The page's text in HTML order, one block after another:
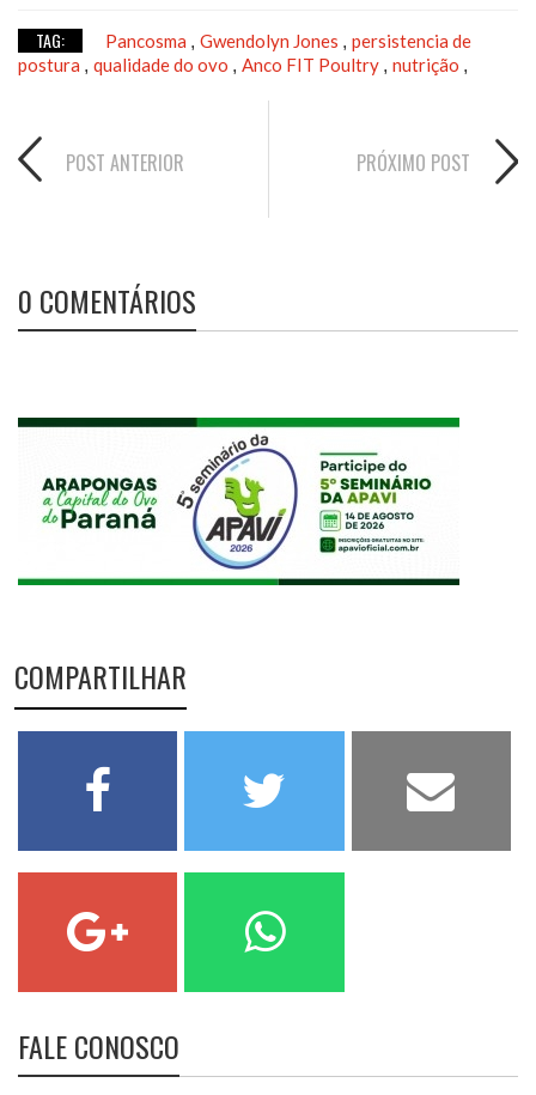
TAG: Pancosma , Gwendolyn Jones , persistencia de
postura , qualidade do ovo , Anco FIT Poultry , nutrição ,
POST ANTERIOR PRÓXIMO POST
0 COMENTÁRIOS
COMPARTILHAR
FALE CONOSCO